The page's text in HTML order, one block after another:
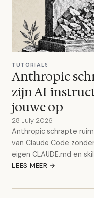
TUTORIALS
Anthropic
zijn AI-
jouwe op
28 July 2026
Anthropic schrapte
van Claude Code
eigen CLAUDE.md en
LEES MEER →